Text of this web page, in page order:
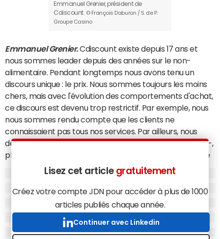
Emmanuel Grenier, président de
Cdiscount. © François Daburon / S. de P.
Groupe Casino
Emmanuel Grenier.Cdiscount existe depuis 17 ans et
nous sommes leader depuis des années sur le non-
alimentaire. Pendant longtemps nous avons tenu un
discours unique : le prix. Nous sommes toujours les moins
chers, mais avec l'évolution des comportements d'achat,
ce discours est devenu trop restrictif. Par exemple, nous
nous sommes rendu compte que les clients ne
connaissaient pas tous nos services. Par ailleurs, nous
désirons toucher plus de jeunes – nos clients de demain -,
plus de femmes – qui ne représentent que 45% de notre
clientèle – et des acheteurs au pouvoir d'achat plus élevé
qu'actuellement. Nous allons donc continuer de
communiquer sur les prix, mais nous ajoutons un
deuxième axe de communication, celui de la livraison.
Nous allons aussi accélérer sur la maison, un excellent
segment pour progresser auprès de la cible féminine.
Lisez cet article gratuitement
Créez votre compte JDN pour accéder à plus de 1000
articles publiés chaque année.
Continuer avec Linkedin